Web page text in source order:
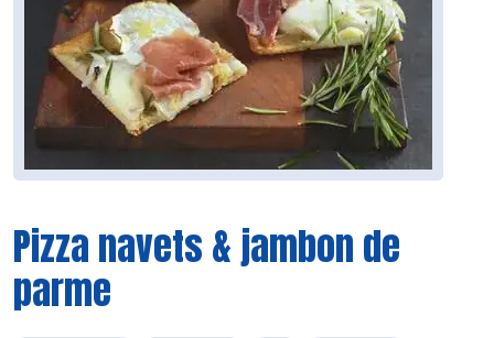
Pizza navets & jambon de
parme